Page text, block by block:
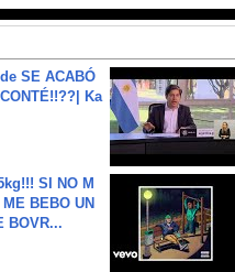
SE ACABÓ
Ka
SI NO M
BEBO UN
BOVR...